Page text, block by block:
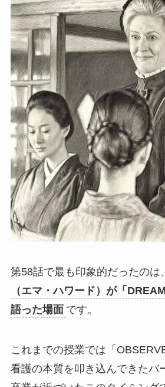
第58話で最も印象的だったのは、
（エマ・ハワード）が「
語った場面 です。
これまでの授業では「
看護の本質を叩き込んできたバ